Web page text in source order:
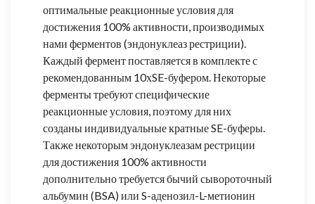
оптимальные реакционные условия для
достижения 100% активности, производимых
нами ферментов (эндонуклеаз рестриции).
Каждый фермент поставляется в комплекте с
рекомендованным 10хSE-буфером. Некоторые
ферменты требуют специфические
реакционные условия, поэтому для них
созданы индивидуальные кратные SE-буферы.
Также некоторым эндонуклеазам рестриции
для достижения 100% активности
дополнительно требуется бычий сывороточный
альбумин (BSA) или S-аденозил-L-метионин